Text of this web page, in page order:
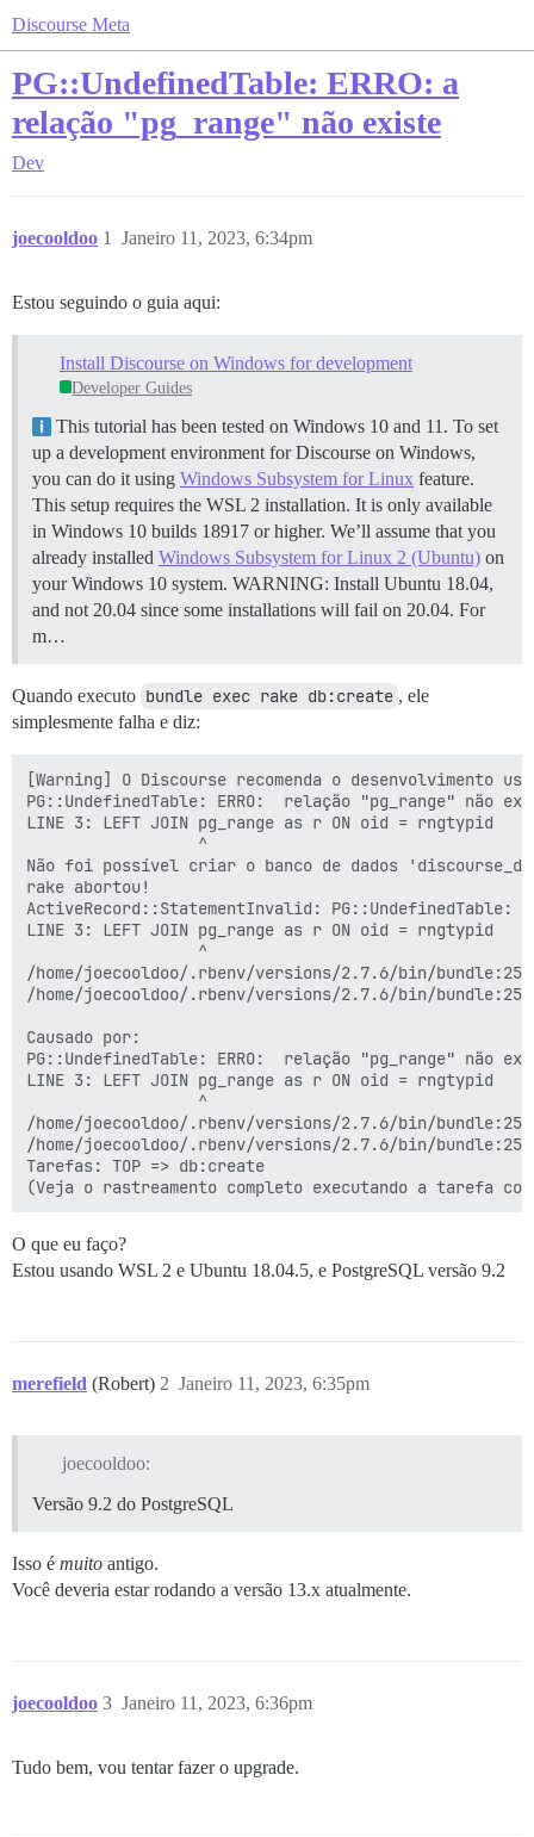
Discourse Meta
PG::UndefinedTable: ERRO: a
relação "pg_range" não existe
Dev
joecooldoo Janeiro 11, 2023, 6:34pm
1
Estou seguindo o guia aqui:
Install Discourse on Windows for development
Developer Guides
This tutorial has been tested on Windows 10 and 11. To set
up a development environment for Discourse on Windows,
you can do it using Windows Subsystem for Linux feature.
This setup requires the WSL 2 installation. It is only available
in Windows 10 builds 18917 or higher. We’ll assume that you
already installed Windows Subsystem for Linux 2 (Ubuntu) on
your Windows 10 system. WARNING: Install Ubuntu 18.04,
and not 20.04 since some installations will fail on 20.04. For
m…
Quando executo bundle exec rake db:create , ele
simplesmente falha e diz:
[Warning] O Discourse recomenda o desenvolvimento
PG::UndefinedTable: ERRO:  relação "pg_range" não
LINE 3: LEFT JOIN pg_range as r ON oid = rngtypid
                  ^
Não foi possível criar o banco de dados
rake abortou!
ActiveRecord::StatementInvalid: PG::UndefinedTable:
LINE 3: LEFT JOIN pg_range as r ON oid = rngtypid
                  ^
/home/joecooldoo/.rbenv/versions/2.7.6/bin/
/home/joecooldoo/.rbenv/versions/2.7.6/bin/
Causado por:
PG::UndefinedTable: ERRO:  relação "pg_range" não
LINE 3: LEFT JOIN pg_range as r ON oid = rngtypid
                  ^
/home/joecooldoo/.rbenv/versions/2.7.6/bin/
/home/joecooldoo/.rbenv/versions/2.7.6/bin/
Tarefas: TOP => db:create
O que eu faço?
Estou usando WSL 2 e Ubuntu 18.04.5, e PostgreSQL versão 9.2
merefield (Robert) Janeiro 11, 2023, 6:35pm
2
joecooldoo:
Versão 9.2 do PostgreSQL
Isso é muito antigo.
Você deveria estar rodando a versão 13.x atualmente.
joecooldoo Janeiro 11, 2023, 6:36pm
3
Tudo bem, vou tentar fazer o upgrade.